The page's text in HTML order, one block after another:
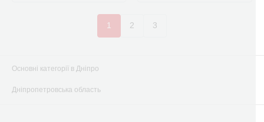
1 2 3
Основні категорії в Дніпро
Дніпропетровська область